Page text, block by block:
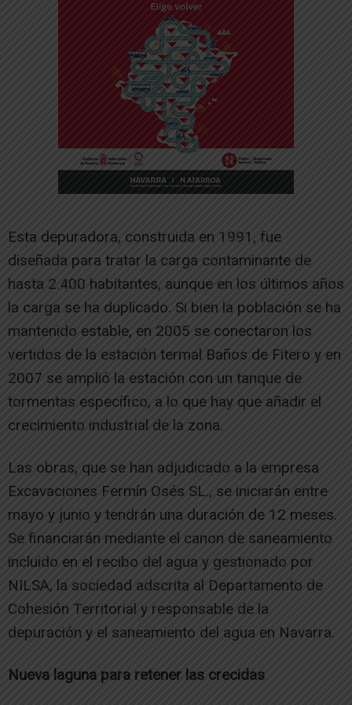
Esta depuradora, construida en 1991, fue
diseñada para tratar la carga contaminante de
hasta 2.400 habitantes, aunque en los últimos años
la carga se ha duplicado. Si bien la población se ha
mantenido estable, en 2005 se conectaron los
vertidos de la estación termal Baños de Fitero y en
2007 se amplió la estación con un tanque de
tormentas específico, a lo que hay que añadir el
crecimiento industrial de la zona.
Las obras, que se han adjudicado a la empresa
Excavaciones Fermín Osés SL., se iniciarán entre
mayo y junio y tendrán una duración de 12 meses.
Se financiarán mediante el canon de saneamiento
incluido en el recibo del agua y gestionado por
NILSA, la sociedad adscrita al Departamento de
Cohesión Territorial y responsable de la
depuración y el saneamiento del agua en Navarra.
Nueva laguna para retener las crecidas